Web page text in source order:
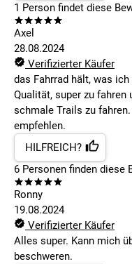
1 Person findet diese
Axel
28.08.2024
Verifizierter Käufer
das Fahrrad hält, was
Qualität, super zu fahren
schmale Trails zu
empfehlen.
HILFREICH?
6 Personen finden diese
Ronny
19.08.2024
Verifizierter Käufer
Alles super. Kann mich
beschweren.